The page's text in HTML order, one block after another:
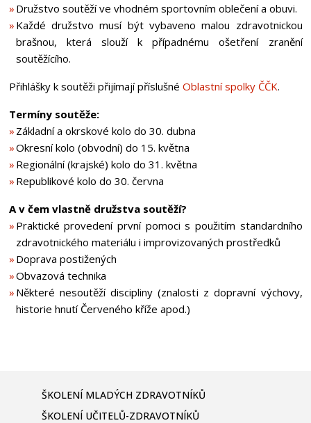
Družstvo soutěží ve vhodném sportovním oblečení a obuvi.
Každé družstvo musí být vybaveno malou zdravotnickou
brašnou, která slouží k případnému ošetření zranění
soutěžícího.
Přihlášky k soutěži přijímají příslušné Oblastní spolky ČČK.
Termíny soutěže:
Základní a okrskové kolo do 30. dubna
Okresní kolo (obvodní) do 15. května
Regionální (krajské) kolo do 31. května
Republikové kolo do 30. června
A v čem vlastně družstva soutěží?
Praktické provedení první pomoci s použitím standardního
zdravotnického materiálu i improvizovaných prostředků
Doprava postižených
Obvazová technika
Některé nesoutěží discipliny (znalosti z dopravní výchovy,
historie hnutí Červeného kříže apod.)
ŠKOLENÍ MLADÝCH ZDRAVOTNÍKŮ
ŠKOLENÍ UČITELŮ-ZDRAVOTNÍKŮ